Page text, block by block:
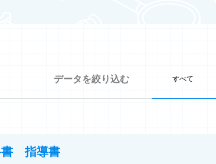
データを絞り込む
書 指導書